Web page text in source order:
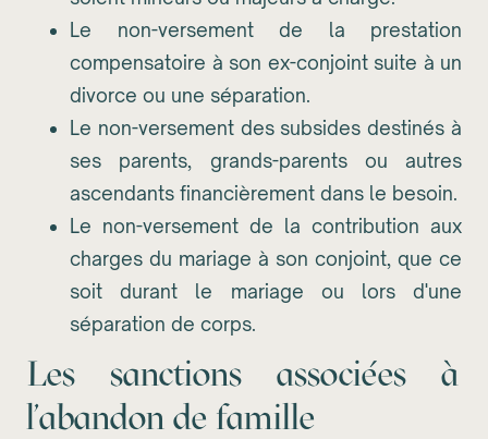
Le non-versement de la prestation
compensatoire à son ex-conjoint suite à un
divorce ou une séparation.
Le non-versement des subsides destinés à
ses parents, grands-parents ou autres
ascendants financièrement dans le besoin.
Le non-versement de la contribution aux
charges du mariage à son conjoint, que ce
soit durant le mariage ou lors d'une
séparation de corps.
Les sanctions associées à
l'abandon de famille